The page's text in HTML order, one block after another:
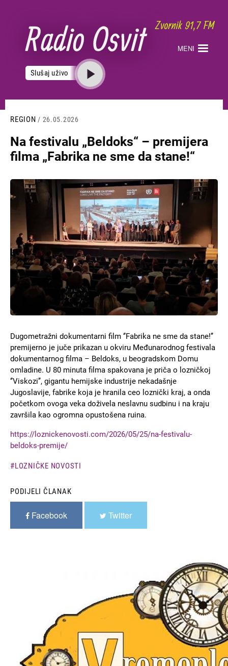
sadržaj
MENI
Slušaj uživo
REGION / 26.05.2026
Na festivalu „Beldoks“ – premijera
filma „Fabrika ne sme da stane!“
Slika
Dugometražni dokumentarni film ‘’Fabrika ne sme da stane!’’
premijerno je juče prikazan u okviru Međunarodnog festivala
dokumentarnog filma – Beldoks, u beogradskom Domu
omladine. U 80 minuta filma spakovana je priča o lozničkoj
‘’Viskozi’’, gigantu hemijske industrije nekadašnje
Jugoslavije, fabrike koja je hranila ceo loznički kraj, a onda
početkom ovoga veka doživela neslavnu sudbinu i na kraju
završila kao ogromna opustošena ruina.
https://loznickenovosti.com/2026/05/25/na-festivalu-
beldoks-premije/
LOZNIČKE NOVOSTI
PODIJELI ČLANAK
Facebook Twitter